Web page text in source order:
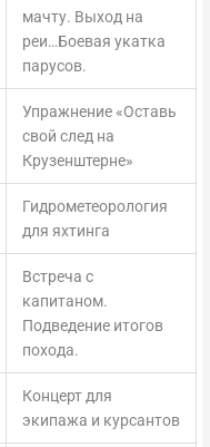
мачту. Выход на
реи…Боевая укатка
парусов.
Упражнение «Оставь
свой след на
Крузенштерне»
Гидрометеорология
для яхтинга
Встреча с
капитаном.
Подведение итогов
похода.
Концерт для
экипажа и курсантов